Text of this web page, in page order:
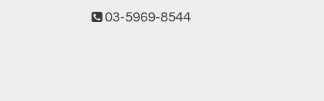
03-5969-8544